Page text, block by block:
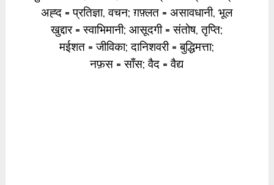
अह्द = प्रतिज्ञा, वचन; ग़फ़्लत = असावधानी, भूल
खुद्दार = स्वाभिमानी; आसूदगी = संतोष, तृप्ति;
मईशत = जीविका; दानिशवरी = बुद्धिमत्ता;
नफ़स = साँस; वैद = वैद्य